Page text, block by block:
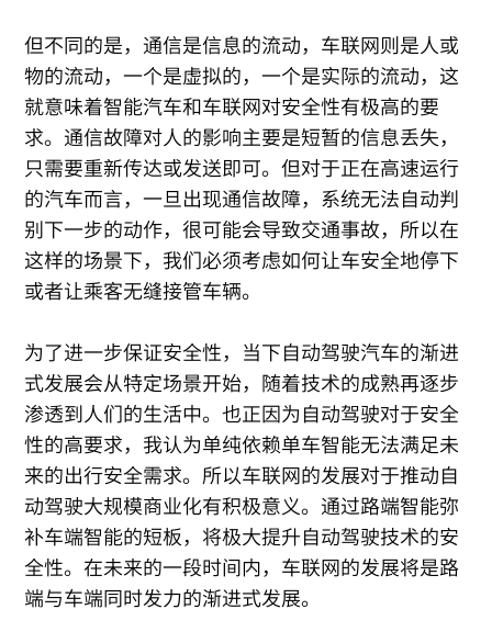
但不同的是，通信是信息的流动，车联网则是人或
物的流动，一个是虚拟的，一个是实际的流动，这
就意味着智能汽车和车联网对安全性有极高的要
求。通信故障对人的影响主要是短暂的信息丢失，
只需要重新传达或发送即可。但对于正在高速运行
的汽车而言，一旦出现通信故障，系统无法自动判
别下一步的动作，很可能会导致交通事故，所以在
这样的场景下，我们必须考虑如何让车安全地停下
或者让乘客无缝接管车辆。
为了进一步保证安全性，当下自动驾驶汽车的渐进
式发展会从特定场景开始，随着技术的成熟再逐步
渗透到人们的生活中。也正因为自动驾驶对于安全
性的高要求，我认为单纯依赖单车智能无法满足未
来的出行安全需求。所以车联网的发展对于推动自
动驾驶大规模商业化有积极意义。通过路端智能弥
补车端智能的短板，将极大提升自动驾驶技术的安
全性。在未来的一段时间内，车联网的发展将是路
端与车端同时发力的渐进式发展。